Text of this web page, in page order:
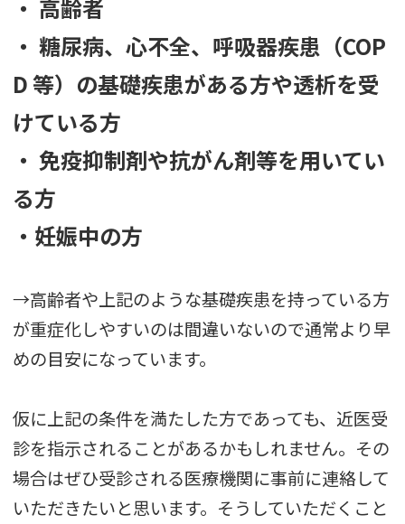
・ 高齢者
・ 糖尿病、心不全、呼吸器疾患（COP
D 等）の基礎疾患がある方や透析を受
けている方
・ 免疫抑制剤や抗がん剤等を用いてい
る方
・妊娠中の方
→高齢者や上記のような基礎疾患を持っている方
が重症化しやすいのは間違いないので通常より早
めの目安になっています。
仮に上記の条件を満たした方であっても、近医受
診を指示されることがあるかもしれません。その
場合はぜひ受診される医療機関に事前に連絡して
いただきたいと思います。そうしていただくこと